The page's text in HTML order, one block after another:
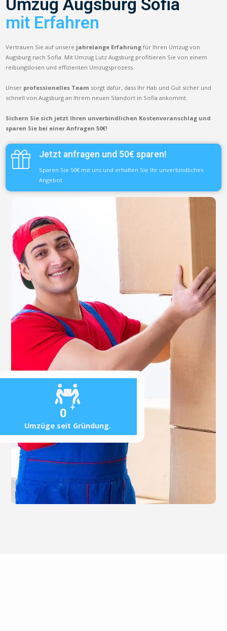
0 +
Umzüge seit Gründung.
Umzug Augsburg Sofia
mit Erfahren
Vertrauen Sie auf unsere jahrelange Erfahrung für Ihren Umzug von
Augsburg nach Sofia. Mit Umzug Lutz Augsburg profitieren Sie von einem
reibungslosen und effizienten Umzugsprozess.
Unser professionelles Team sorgt dafür, dass Ihr Hab und Gut sicher und
schnell von Augsburg an Ihrem neuen Standort in Sofia ankommt.
Sichern Sie sich jetzt Ihren unverbindlichen Kostenvoranschlag und
sparen Sie bei einer Anfragen 50€!
Jetzt anfragen und 50€ sparen!
Sparen Sie 50€ mit uns und erhalten Sie Ihr unverbindliches
Angebot.